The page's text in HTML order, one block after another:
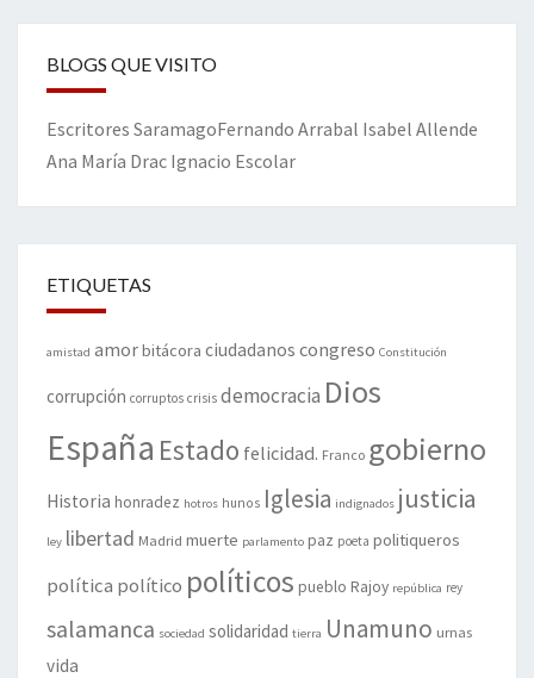
BLOGS QUE VISITO
Escritores SaramagoFernando Arrabal Isabel Allende
Ana María Drac Ignacio Escolar
ETIQUETAS
amistad amorbitácora ciudadanos congreso Constitución
corrupción corruptos crisis democracia Dios
España Estado felicidad. Franco gobierno
Historia honradez hotros hunos Iglesia indignados justicia
ley libertad Madrid muerte parlamento paz poeta politiqueros
política político políticos pueblo Rajoy república rey
salamanca sociedad solidaridad tierra Unamuno urnas
vida